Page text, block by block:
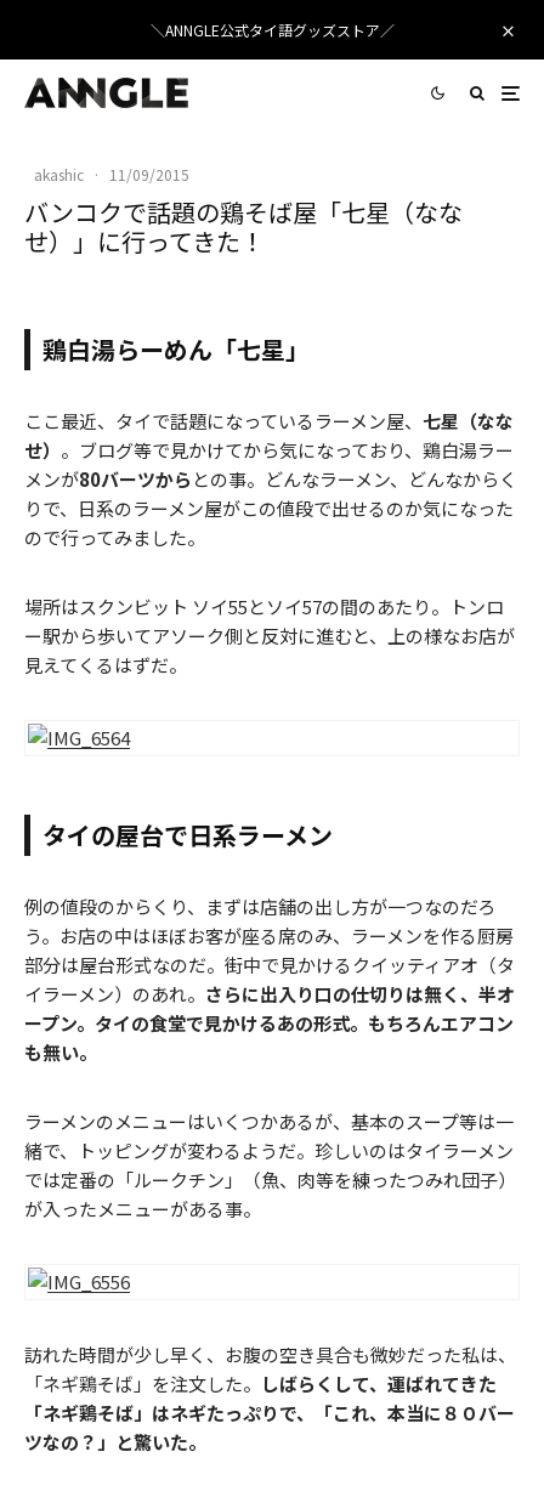
＼ANNGLE公式タイ語グッズストア／
akashic · 11/09/2015
バンコクで話題の鶏そば屋「七星（なな
せ）」に行ってきた！
鶏白湯らーめん「七星」
ここ最近、タイで話題になっているラーメン屋、 七星（なな
せ） 。ブログ等で見かけてから気になっており、鶏白湯ラー
メンが80バーツから との事。どんなラーメン、どんなからく
りで、日系のラーメン屋がこの値段で出せるのか気になった
ので行ってみました。
場所はスクンビット ソイ55とソイ57の間のあたり。トンロ
ー駅から歩いてアソーク側と反対に進むと、上の様なお店が
見えてくるはずだ。
タイの屋台で日系ラーメン
例の値段のからくり、まずは店舗の出し方が一つなのだろ
う。お店の中はほぼお客が座る席のみ、ラーメンを作る厨房
部分は屋台形式なのだ。街中で見かけるクイッティアオ（タ
イラーメン）のあれ。 さらに出入り口の仕切りは無く、半オ
ープン。タイの食堂で見かけるあの形式。もちろんエアコン
も無い。
ラーメンのメニューはいくつかあるが、基本のスープ等は一
緒で、トッピングが変わるようだ。珍しいのはタイラーメン
では定番の「ルークチン」（魚、肉等を練ったつみれ団子）
が入ったメニューがある事。
訪れた時間が少し早く、お腹の空き具合も微妙だった私は、
「ネギ鶏そば」を注文した。 しばらくして、運ばれてきた
「ネギ鶏そば」はネギたっぷりで、「これ、本当に８０バー
ツなの？」と驚いた。